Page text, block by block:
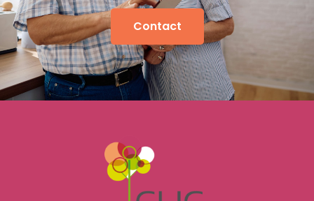
Contact